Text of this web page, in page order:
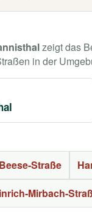
zeigt das
in der
Straße
Mirbach-